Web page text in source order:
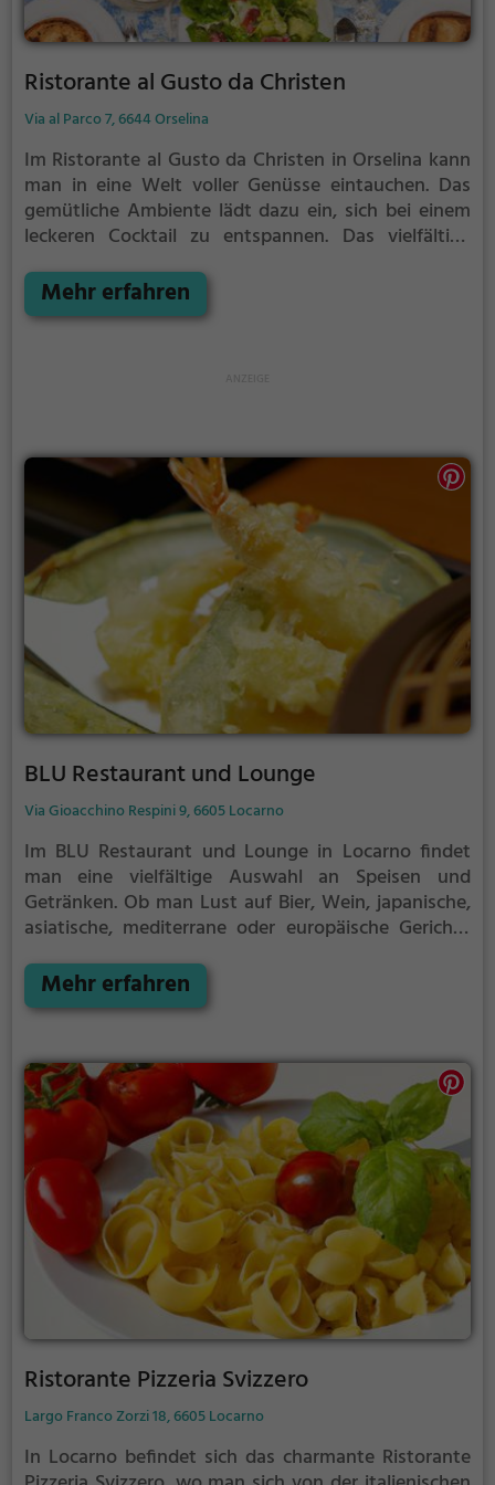
Ristorante al Gusto da Christen
Via al Parco 7, 6644 Orselina
Im Ristorante al Gusto da Christen in Orselina kann
man in eine Welt voller Genüsse eintauchen. Das
gemütliche Ambiente lädt dazu ein, sich bei einem
leckeren Cocktail zu entspannen. Das vielfältige
Wünsche offen. Hier kann man in angenehmer
Atmosphäre köstliche Speisen genießen und sich
Mehr erfahren
BLU Restaurant und Lounge
Via Gioacchino Respini 9, 6605 Locarno
Im BLU Restaurant und Lounge in Locarno findet
man eine vielfältige Auswahl an Speisen und
Getränken. Ob man Lust auf Bier, Wein, japanische,
asiatische, mediterrane oder europäische Gerichte
Fisch, Pizza, Tapas, gesunde, vegane und
vegetarische Gerichte stehen ebenfalls auf der Karte.
schlemmen, sondern auch eine große Auswahl an
Cocktails genießen. Ein Ort, der für jeden Geschmack
etwas bietet und zum Verweilen einlädt.
Mehr erfahren
Ristorante Pizzeria Svizzero
Largo Franco Zorzi 18, 6605 Locarno
In Locarno befindet sich das charmante Ristorante